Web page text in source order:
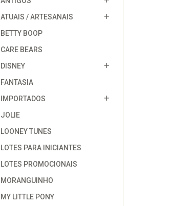
ATUAIS / ARTESANAIS
BETTY BOOP
CARE BEARS
DISNEY
FANTASIA
IMPORTADOS
JOLIE
LOONEY TUNES
LOTES PARA INICIANTES
LOTES PROMOCIONAIS
MORANGUINHO
MY LITTLE PONY